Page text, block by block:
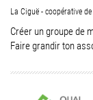
La Ciguë - coopérative
Créer un groupe de
Faire grandir ton